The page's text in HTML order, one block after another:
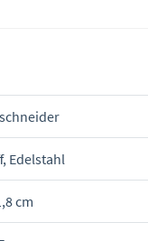
Edelstahl
cm